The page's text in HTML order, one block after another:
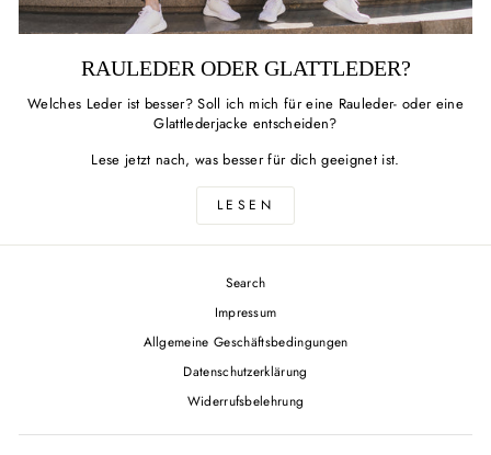
RAULEDER ODER GLATTLEDER?
Welches Leder ist besser? Soll ich mich für eine Rauleder- oder eine
Glattlederjacke entscheiden?
Lese jetzt nach, was besser für dich geeignet ist.
LESEN
Search
Impressum
Allgemeine Geschäftsbedingungen
Datenschutzerklärung
Widerrufsbelehrung